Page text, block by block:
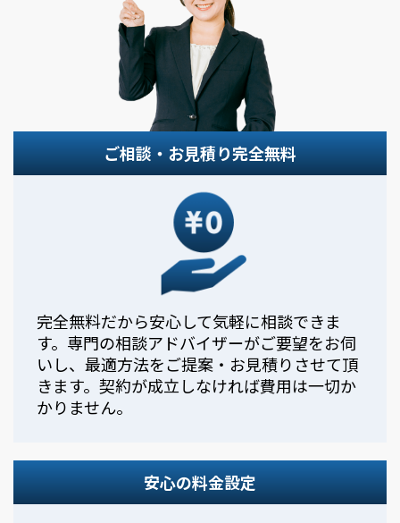
ご相談・お見積り完全無料
完全無料だから安心して気軽に相談できま
す。専門の相談アドバイザーがご要望をお伺
いし、最適方法をご提案・お見積りさせて頂
きます。契約が成立しなければ費用は一切か
かりません。
安心の料金設定